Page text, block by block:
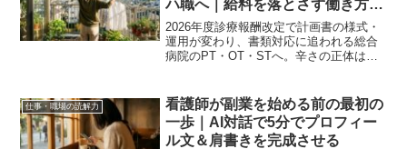
ハ職へ｜給料を落とさず働き方を
見直す3つの選択肢
2026年度診療報酬改定で計画書の様式・
運用が変わり、書類対応に追われる総合
病院のPT・OT・STへ。辛さの正体は制
を持って情報収集する、給料を落とさな
い3つの選択肢を整理します。
仕事・職場の読解力
看護師が副業を始める前の最初の
一歩｜AI対話で5分でプロフィー
ル文＆肩書きを完成させる